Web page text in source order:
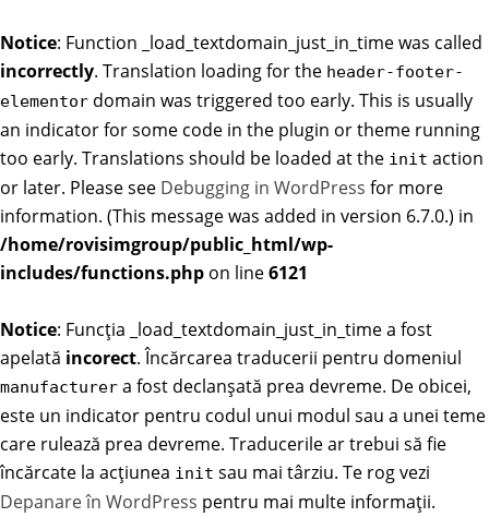
Notice: Function _load_textdomain_just_in_time was called
incorrectly. Translation loading for the header-footer-
elementor domain was triggered too early. This is usually
an indicator for some code in the plugin or theme running
too early. Translations should be loaded at the init action
or later. Please see Debugging in WordPress for more
information. (This message was added in version 6.7.0.) in
/home/rovisimgroup/public_html/wp-
includes/functions.php on line6121
Notice: Funcția _load_textdomain_just_in_time a fost
apelată incorect. Încărcarea traducerii pentru domeniul
manufacturer a fost declanșată prea devreme. De obicei,
este un indicator pentru codul unui modul sau a unei teme
care rulează prea devreme. Traducerile ar trebui să fie
încărcate la acțiunea init sau mai târziu. Te rog vezi
Depanare în WordPress pentru mai multe informații.